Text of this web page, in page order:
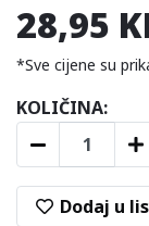
28,95
*Sve cijene su
KOLIČINA:
Dodaj u